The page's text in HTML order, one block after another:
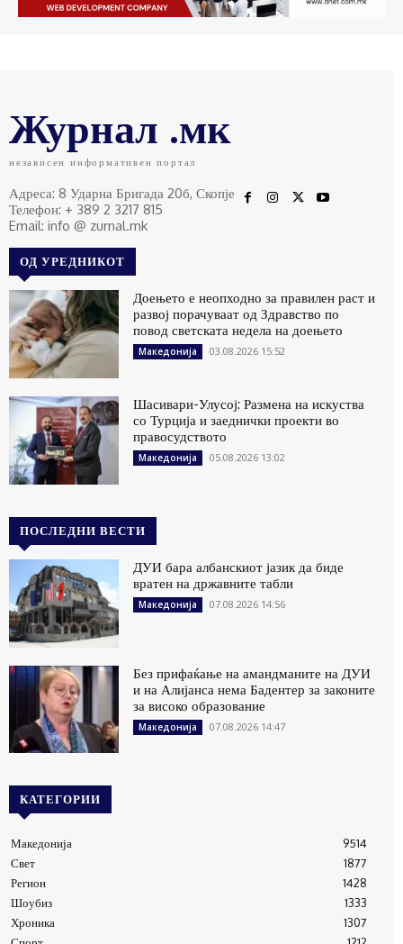
Журнал .мк
независен информативен портал
Адреса: 8 Ударна Бригада 20б, Скопје
Телефон: + 389 2 3217 815
Email: info @ zurnal.mk
ОД УРЕДНИКОТ
Доењето е неопходно за правилен раст и
развој порачуваат од Здравство по
повод светската недела на доењето
Македонија 03.08.2026 15:52
Шасивари-Улусој: Размена на искуства
со Турција и заеднички проекти во
правосудството
Македонија 05.08.2026 13:02
ПОСЛЕДНИ ВЕСТИ
ДУИ бара албанскиот јазик да биде
вратен на државните табли
Македонија 07.08.2026 14:56
Без прифаќање на амандманите на ДУИ
и на Алијанса нема Бадентер за законите
за високо образование
Македонија 07.08.2026 14:47
КАТЕГОРИИ
Македонија
9514
Свет
1877
Регион
1428
Шоубиз
1333
Хроника
1307